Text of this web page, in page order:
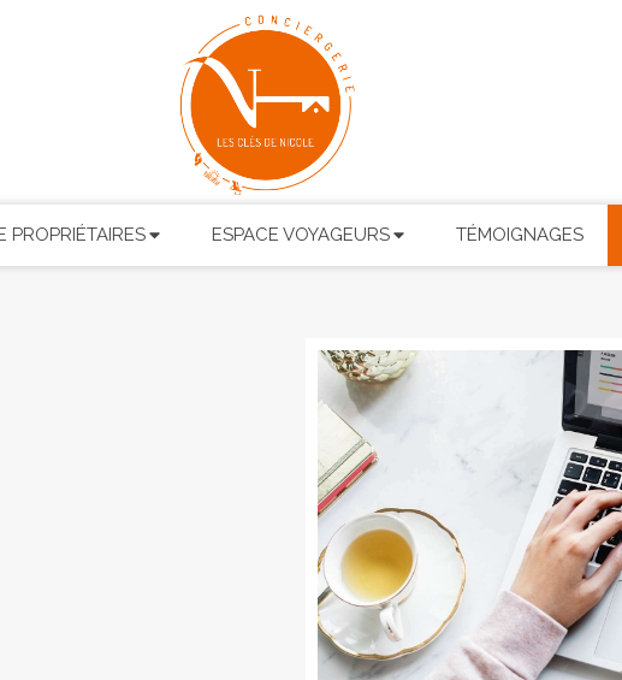
PROPRIÉTAIRES ESPACE VOYAGEURS TÉMOIGNAGES